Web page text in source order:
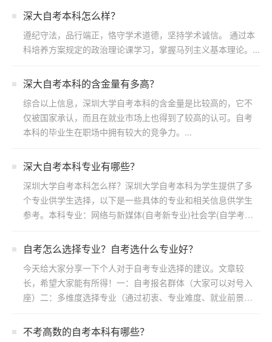
深大自考本科怎么样？
遵纪守法，品行端正，恪守学术道德，坚持学术诚信。 通过本
科培养方案规定的政治理论课学习，掌握马列主义基本理论。...
​深大自考本科的含金量有多高？
综合以上信息，深圳大学自考本科的含金量是比较高的，它不
仅被国家承认，而且在就业市场上也得到了较高的认可。自考
本科的毕业生在职场中拥有较大的竞争力。...
深大自考本科专业有哪些？
深圳大学自考本科怎么样？深圳大学自考本科为学生提供了多
个专业供学生选择，以下是一些具体的专业和相关信息供学生
参考。本科专业：网络与新媒体(自考新专业)社会学(自学考
自考怎么选择专业？自考选什么专业好？
今天给大家分享一下个人对于自考专业选择的建议。文章较
长，希望大家能有所得！一：自考报名群体（大家可以对号入
座）二：多维度选择专业（通过初衷、专业难度、就业前景方
不考高数的自考本科有哪些？